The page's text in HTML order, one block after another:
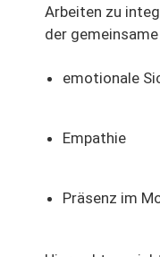
Arbeiten zu
der
emotionale
Empathie
Präsenz im